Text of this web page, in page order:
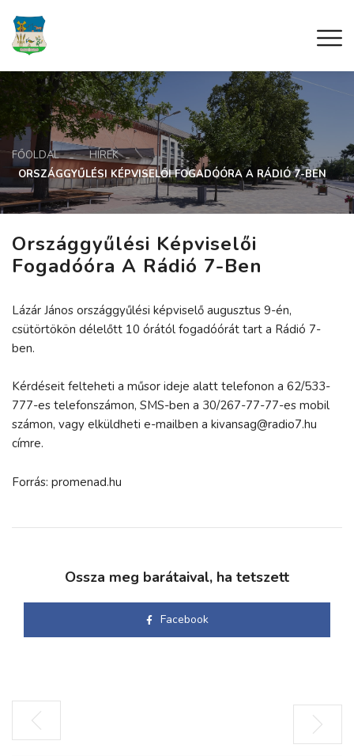
FŐOLDAL
HÍREK
ORSZÁGGYŰLÉSI KÉPVISELŐI FOGADÓÓRA A RÁDIÓ 7-BEN
Országgyűlési Képviselői
Fogadóóra A Rádió 7-Ben
Lázár János országgyűlési képviselő augusztus 9-én,
csütörtökön délelőtt 10 órától fogadóórát tart a Rádió 7-
ben.
Kérdéseit felteheti a műsor ideje alatt telefonon a 62/533-
777-es telefonszámon, SMS-ben a 30/267-77-77-es mobil
számon, vagy elküldheti e-mailben a kivansag@radio7.hu
címre.
Forrás: promenad.hu
Ossza meg barátaival, ha tetszett
Facebook